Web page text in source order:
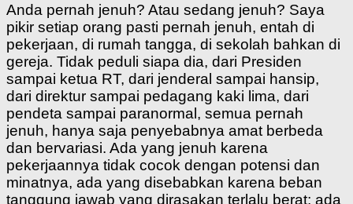
Anda pernah jenuh? Atau sedang jenuh? Saya
pikir setiap orang pasti pernah jenuh, entah di
pekerjaan, di rumah tangga, di sekolah bahkan di
gereja. Tidak peduli siapa dia, dari Presiden
sampai ketua RT, dari jenderal sampai hansip,
dari direktur sampai pedagang kaki lima, dari
pendeta sampai paranormal, semua pernah
jenuh, hanya saja penyebabnya amat berbeda
dan bervariasi. Ada yang jenuh karena
pekerjaannya tidak cocok dengan potensi dan
minatnya, ada yang disebabkan karena beban
tanggung jawab yang dirasakan terlalu berat; ada